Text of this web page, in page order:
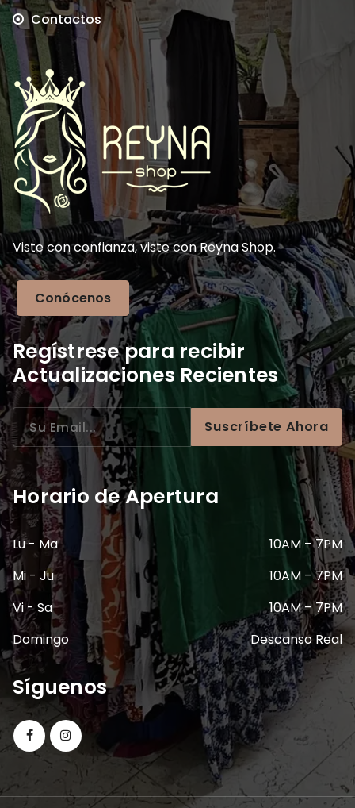
Contactos
Viste con confianza, viste con Reyna Shop.
Conócenos
Regístrese para recibir
Actualizaciones Recientes
Suscríbete Ahora
Horario de Apertura
Lu - Ma
10AM – 7PM
Mi - Ju
10AM – 7PM
Vi - Sa
10AM – 7PM
Domingo
Descanso Real
Síguenos